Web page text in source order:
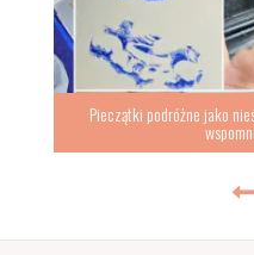
Pieczątki podróżne jako